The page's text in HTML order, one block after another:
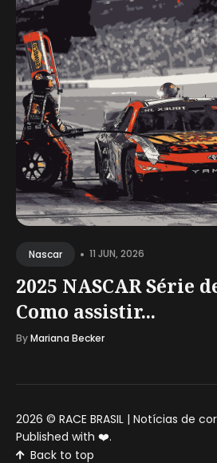
Nascar • 11 JUN, 2026
2025 NASCAR Série
Como assistir...
ByMariana Becker
2026 © RACE BRASIL | Notícias de
Published with ❤️.
Back to top